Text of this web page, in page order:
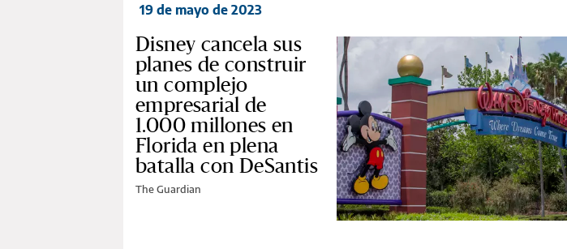
19 de mayo de 2023
Disney cancela sus
planes de construir
un complejo
empresarial de
1.000 millones en
Florida en plena
batalla con DeSantis
The Guardian